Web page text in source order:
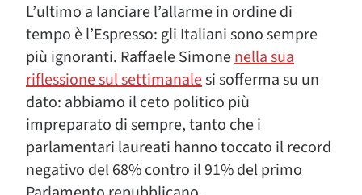
L’ultimo a lanciare l’allarme in ordine di
tempo è l’Espresso: gli Italiani sono sempre
più ignoranti. Raffaele Simonenella sua
riflessione sul settimanalesi sofferma su un
dato: abbiamo il ceto politico più
impreparato di sempre, tanto che i
parlamentari laureati hanno toccato il record
negativo del 68% contro il 91% del primo